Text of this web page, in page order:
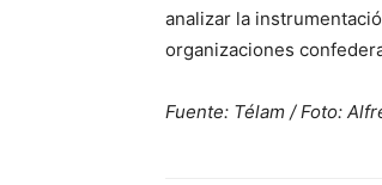
analizar la
organizaciones
Fuente: Télam / Foto: